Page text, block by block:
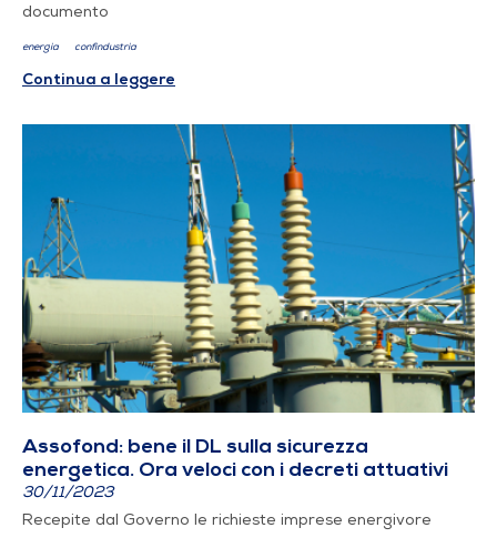
documento
energia confindustria
Continua a leggere
Assofond: bene il DL sulla sicurezza
energetica. Ora veloci con i decreti attuativi
30/11/2023
Recepite dal Governo le richieste imprese energivore